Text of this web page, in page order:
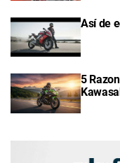
Así de
5